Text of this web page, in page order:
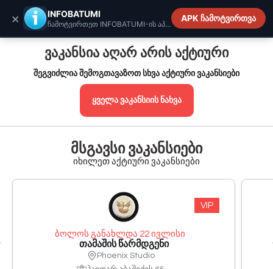
INFOBATUMI.GE
ვაკანსია აღარ არის აქტიური
შეგვიძლია შემოგთავაზოთ სხვა აქტიური ვაკანსიები
ყველა ვაკანსიის ნახვა
მსგავსი ვაკანსიები
იხილეთ აქტიური ვაკანსიები
ბოლოს განახლდა 22 ივლისი
თამაშის წარმდგენი
Phoenix Studio
VIP
× INFOBATUMI
ჩამოტვირთეთ INFOBATUMI-ის აპლიკაცია
APK ჩამოტვირთვა